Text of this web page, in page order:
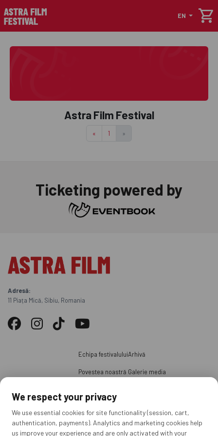
EN shopping_cart
Astra Film Festival
« 1 »
Ticketing powered by
Adresă:
11 Piața Mică, Sibiu, Romania
Echipa festivalului
Povestea noastră
Arhivă
Galerie media
Acreditări presă
We respect your privacy
We use essential cookies for site functionality (session, cart,
authentication, payments). Analytics and marketing cookies help
us improve your experience and are only activated with your